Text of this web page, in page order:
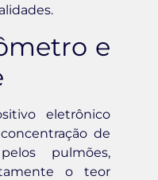
e
eletrônico
de
pulmões,
o teor